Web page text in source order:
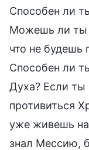
Способен ли
Можешь ли ты
что не будешь
Способен ли
Духа? Если ты
противиться
уже живешь на
знал Мессию,